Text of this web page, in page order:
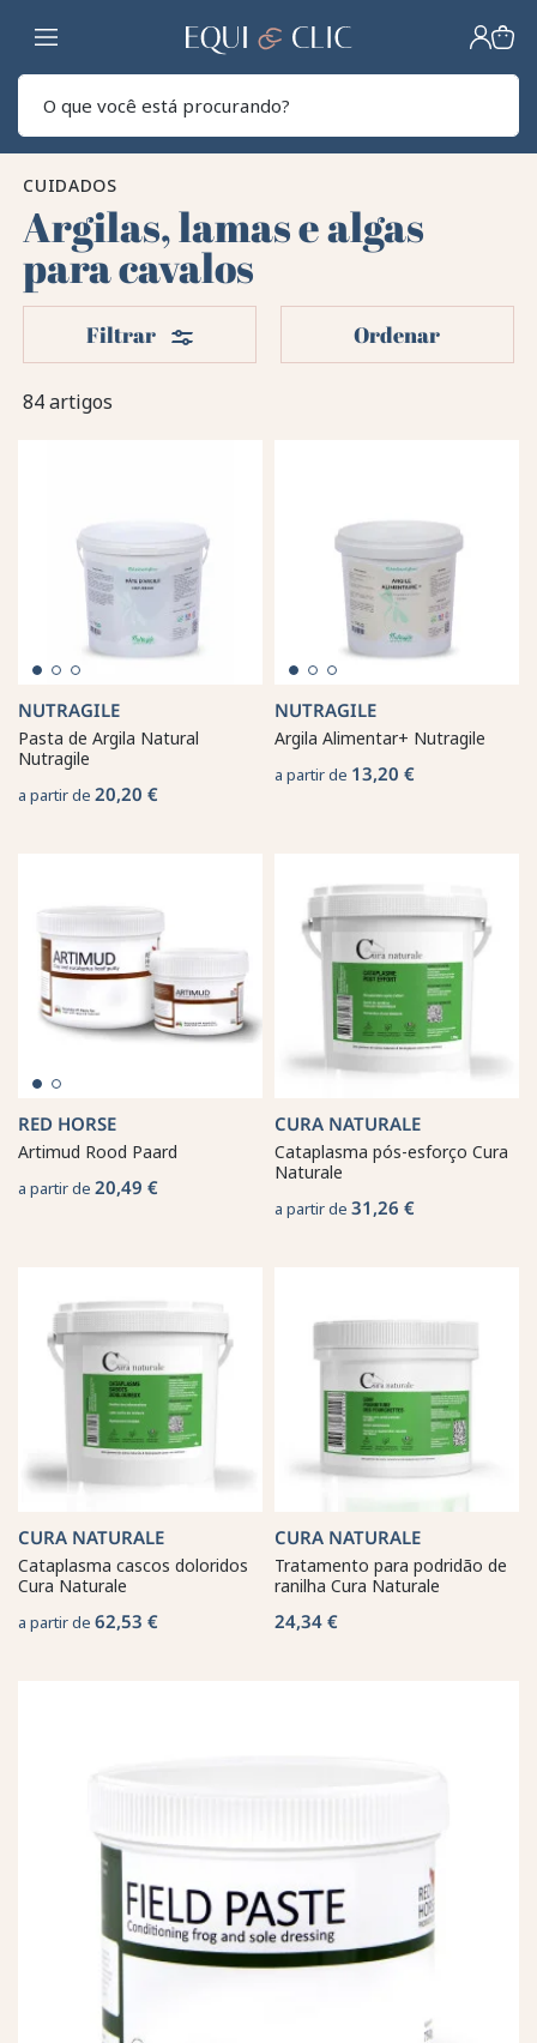
Lar
CUIDADOS
Argilas, lamas e algas
para cavalos
84 artigos
Filtrar Filters Ordenar
NUTRAGILE
Pasta de Argila Natural
Nutragile
a partir de 20,20 €
NUTRAGILE
Argila Alimentar+ Nutragile
a partir de 13,20 €
RED HORSE
Artimud Rood Paard
a partir de 20,49 €
CURA NATURALE
Cataplasma pós-esforço Cura
Naturale
a partir de 31,26 €
CURA NATURALE
Cataplasma cascos doloridos
Cura Naturale
a partir de 62,53 €
CURA NATURALE
Tratamento para podridão de
ranilha Cura Naturale
24,34 €